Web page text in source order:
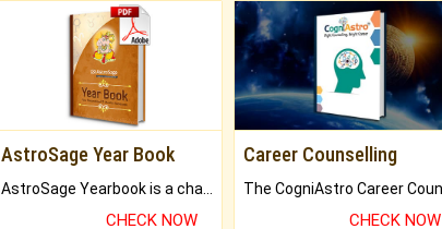
AstroSage Year Book
CHECK NOW
Career Counselling
CHECK NOW